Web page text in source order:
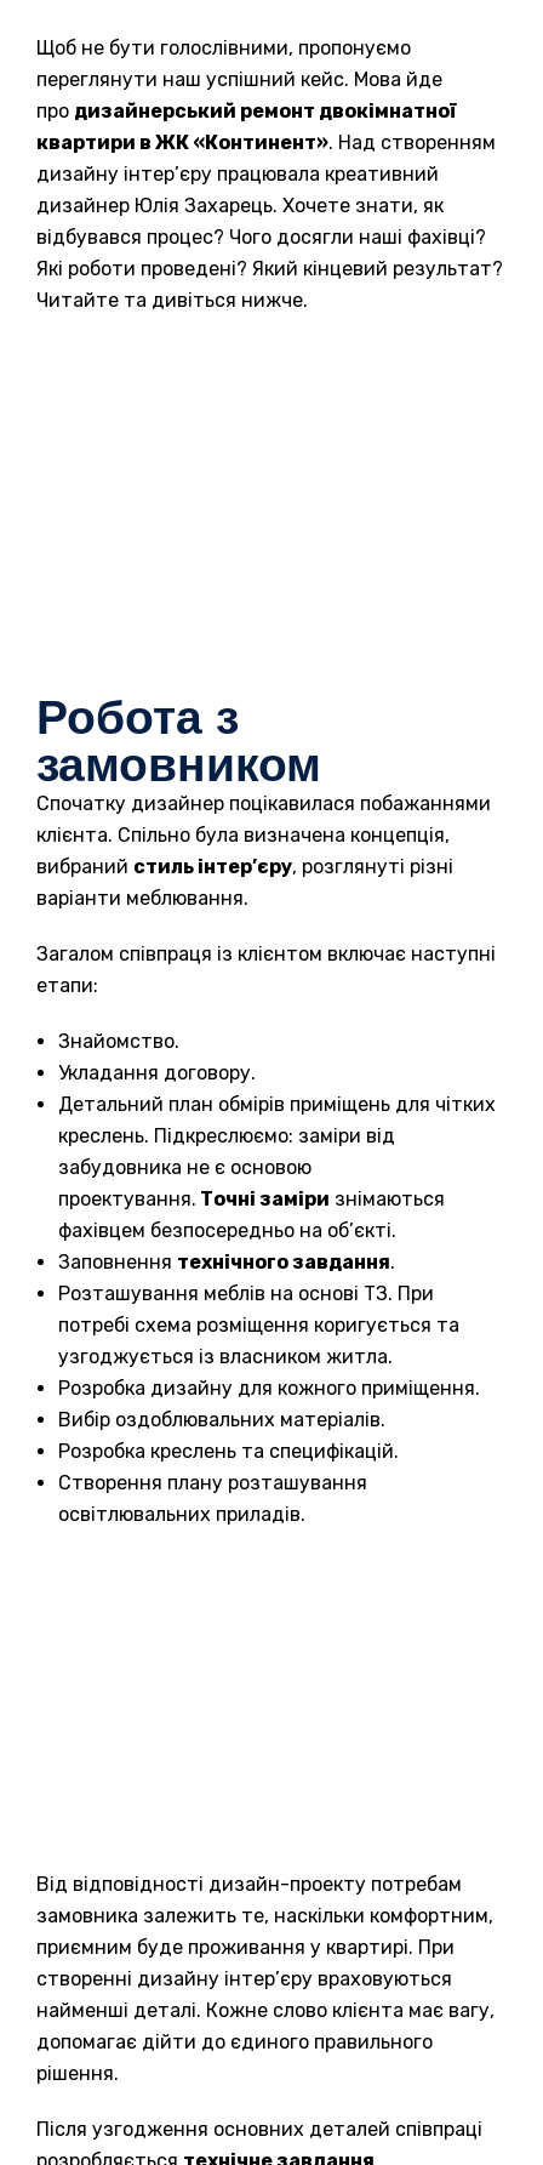
Щоб не бути голослівними, пропонуємо
переглянути наш успішний кейс. Мова йде
про дизайнерський ремонт двокімнатної
квартири в ЖК «Континент». Над створенням
дизайну інтер’єру працювала креативний
дизайнер Юлія Захарець. Хочете знати, як
відбувався процес? Чого досягли наші фахівці?
Які роботи проведені? Який кінцевий результат?
Читайте та дивіться нижче.
Робота з
замовником
Спочатку дизайнер поцікавилася побажаннями
клієнта. Спільно була визначена концепція,
вибраний стиль інтер’єру, розглянуті різні
варіанти меблювання.
Загалом співпраця із клієнтом включає наступні
етапи:
Знайомство.
Укладання договору.
Детальний план обмірів приміщень для чітких
креслень. Підкреслюємо: заміри від
забудовника не є основою
проектування. Точні заміри знімаються
фахівцем безпосередньо на об’єкті.
Заповнення технічного завдання.
Розташування меблів на основі ТЗ. При
потребі схема розміщення коригується та
узгоджується із власником житла.
Розробка дизайну для кожного приміщення.
Вибір оздоблювальних матеріалів.
Розробка креслень та специфікацій.
Створення плану розташування
освітлювальних приладів.
Від відповідності дизайн-проекту потребам
замовника залежить те, наскільки комфортним,
приємним буде проживання у квартирі. При
створенні дизайну інтер’єру враховуються
найменші деталі. Кожне слово клієнта має вагу,
допомагає дійти до єдиного правильного
рішення.
Після узгодження основних деталей співпраці
розробляється технічне завдання